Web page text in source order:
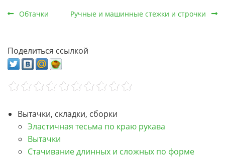
Обтачки Ручные и машинные стежки и строчки
Поделиться ссылкой
Вытачки, складки, сборки
Эластичная тесьма по краю рукава
Вытачки
Стачивание длинных и сложных по форме